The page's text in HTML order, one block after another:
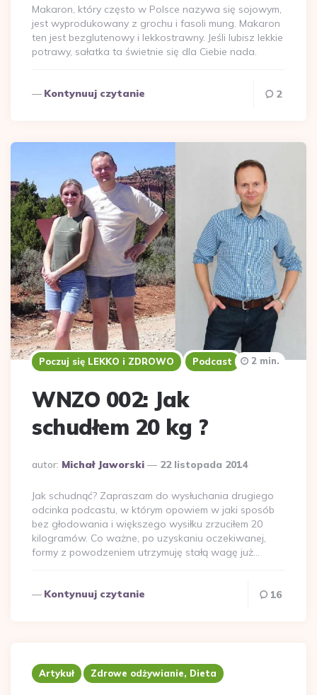
Makaron, który często w Polsce nazywa się sojowym,
jest wyprodukowany z grochu i fasoli mung. Makaron
ten jest bezglutenowy i lekkostrawny. Jeśli lubisz lekkie
potrawy, sałatka ta świetnie się dla Ciebie nada.
Kontynuuj czytanie 2
Poczuj się LEKKO i ZDROWO Podcast
WNZO 002: Jak
schudłem 20 kg ?
Dodane
autor: Michał Jaworski 22 listopada 2014
2 min.
Jak schudnąć? Zapraszam do wysłuchania drugiego
odcinka podcastu, w którym opowiem w jaki sposób
bez głodowania i większego wysiłku zrzuciłem 20
kilogramów. Co ważne, po uzyskaniu oczekiwanej,
formy z powodzeniem utrzymuję stałą wagę już…
Kontynuuj czytanie 16
Artykuł Zdrowe odżywianie, Dieta